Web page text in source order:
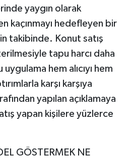
yaygın olarak
kaçınmayı hedefleyen bir
takibinde. Konut satış
tapu harcı daha
hem alıcıyı hem
karşı karşıya
yapılan açıklamaya
yapan kişilere yüzlerce
GÖSTERMEK NE